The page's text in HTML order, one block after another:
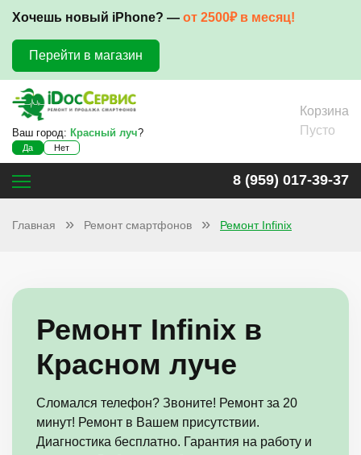
Хочешь новый iPhone? — от 2500₽ в месяц!
Перейти в магазин
Ваш город: Красный луч?
Да Нет
Корзина
Пусто
8 (959) 017-39-37
Главная Ремонт смартфонов Ремонт Infinix
Ремонт Infinix в
Красном луче
Сломался телефон? Звоните! Ремонт за 20
минут! Ремонт в Вашем присутствии.
Диагностика бесплатно. Гарантия на работу и